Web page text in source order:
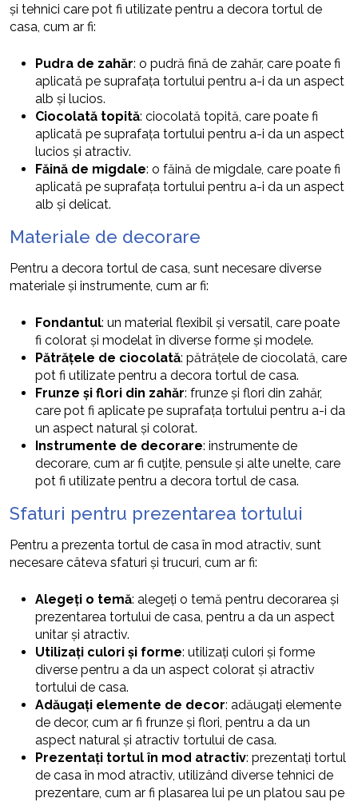
și tehnici care pot fi utilizate pentru a decora tortul de
casa, cum ar fi:
Pudra de zahăr: o pudră fină de zahăr, care poate fi
aplicată pe suprafața tortului pentru a-i da un aspect
alb și lucios.
Ciocolată topită: ciocolată topită, care poate fi
aplicată pe suprafața tortului pentru a-i da un aspect
lucios și atractiv.
Făină de migdale: o făină de migdale, care poate fi
aplicată pe suprafața tortului pentru a-i da un aspect
alb și delicat.
Materiale de decorare
Pentru a decora tortul de casa, sunt necesare diverse
materiale și instrumente, cum ar fi:
Fondantul: un material flexibil și versatil, care poate
fi colorat și modelat în diverse forme și modele.
Pătrățele de ciocolată: pătrățele de ciocolată, care
pot fi utilizate pentru a decora tortul de casa.
Frunze și flori din zahăr: frunze și flori din zahăr,
care pot fi aplicate pe suprafața tortului pentru a-i da
un aspect natural și colorat.
Instrumente de decorare: instrumente de
decorare, cum ar fi cuțite, pensule și alte unelte, care
pot fi utilizate pentru a decora tortul de casa.
Sfaturi pentru prezentarea tortului
Pentru a prezenta tortul de casa în mod atractiv, sunt
necesare câteva sfaturi și trucuri, cum ar fi:
Alegeți o temă: alegeți o temă pentru decorarea și
prezentarea tortului de casa, pentru a da un aspect
unitar și atractiv.
Utilizați culori și forme: utilizați culori și forme
diverse pentru a da un aspect colorat și atractiv
tortului de casa.
Adăugați elemente de decor: adăugați elemente
de decor, cum ar fi frunze și flori, pentru a da un
aspect natural și atractiv tortului de casa.
Prezentați tortul în mod atractiv: prezentați tortul
de casa în mod atractiv, utilizând diverse tehnici de
prezentare, cum ar fi plasarea lui pe un platou sau pe